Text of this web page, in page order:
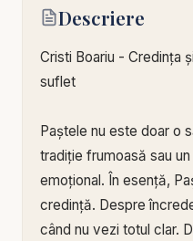
Descriere
Cristi Boariu - Credința
suflet
Paștele nu este doar o
tradiție frumoasă sau
emoțional. În esență,
credință. Despre
când nu vezi totul clar.